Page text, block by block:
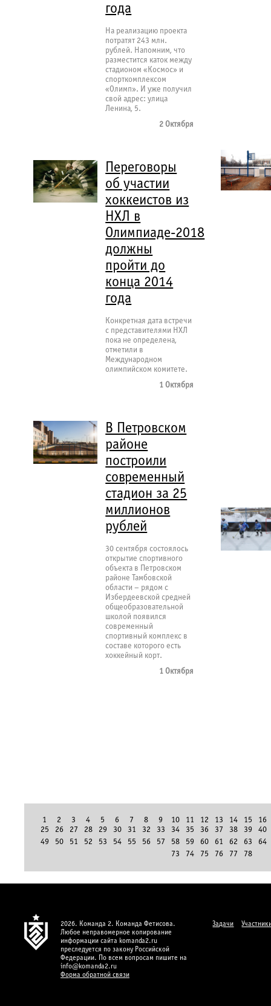
года
На реализацию проекта
потратят 243 млн.
рублей. Напомним, что
разместится каток между
стадионом «Космос» и
спорткомплексом
«Олимп». И уже получил
свой адрес: улица
Ленина, 5.
2 Октября
Переговоры
об участии
хоккеистов из
НХЛ в
Олимпиаде-2018
должны
пройти до
конца 2014
года
Конкретная дата встречи
с представителями НХЛ
пока не определена,
отметили в
Международном
олимпийском комитете.
1 Октября
В Петровском
районе
построили
современный
стадион за 25
миллионов
рублей
30 сентября состоялось
открытие спортивного
объекта в Петровском
районе Тамбовской
области – рядом с
Избердеевской средней
общеобразовательной
школой появился
современный
спортивный комплекс в
составе которого есть
хоккейный корт.
1 Октября
1 2 3 4 5 6 7 8 9 10 11 12 13 14 15
16
25
26 27 28 29 30 31 32 33 34 35 36 37 38 39
40
49
50 51 52 53 54 55 56 57 58 59 60 61 62 63
64
73
74 75 76 77 78
2026. Команда 2. Команда Фетисова.
Любое неправомерное копирование
информации сайта komanda2.ru
преследуется по закону Российской
Федерации. По всем вопросам пишите на
info@komanda2.ru
Форма обратной связи
Задачи